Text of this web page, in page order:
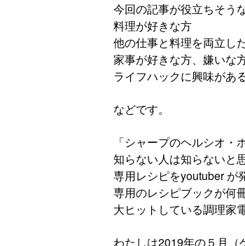
今回の記事が役立ちそう
料理が好きな方
他の仕事と料理を両立し
家事が好きな方、嫌いな
ライフハックに興味があ
などです。
「シャープのヘルシオ・
知らない人は知らないと
専用レシピをyoutuber が
専用のレシピブックが何
大ヒットしている調理家
わたしは2019年の５月（